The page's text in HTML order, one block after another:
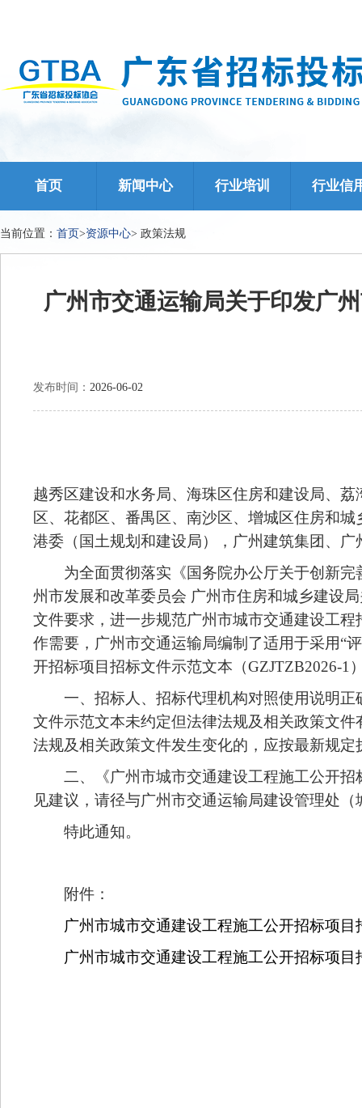
首页 新闻中心 行业培训 行业信
当前位置： 首页>资源中心> 政策法规
广州市交通运输局关于印发广
发布时间： 2026-06-02